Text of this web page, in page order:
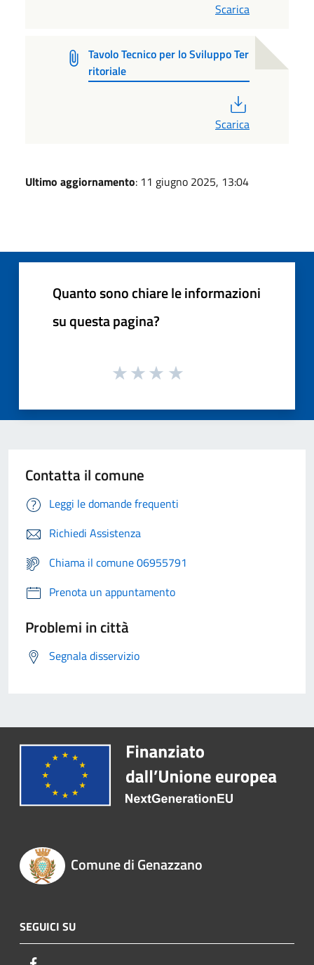
Scarica
Tavolo Tecnico per lo Sviluppo Ter
ritoriale
Scarica
Ultimo aggiornamento: 11 giugno 2025, 13:04
Quanto sono chiare le informazioni
su questa pagina?
Contatta il comune
Leggi le domande frequenti
Richiedi Assistenza
Chiama il comune 06955791
Prenota un appuntamento
Problemi in città
Segnala disservizio
Comune di Genazzano
SEGUICI SU